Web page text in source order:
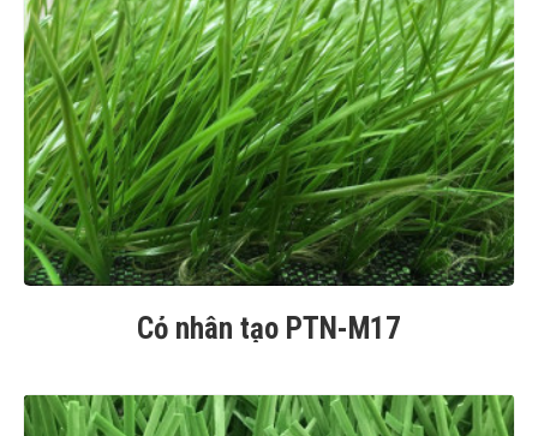
Cỏ nhân tạo PTN-M17